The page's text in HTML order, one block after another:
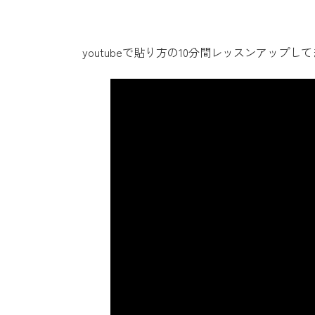
youtubeで貼り方の10分間レッスンアップし